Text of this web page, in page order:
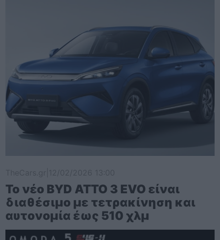
Το νέο BYD ATTO 3 EVO είναι
διαθέσιμο με τετρακίνηση και
αυτονομία έως 510 χλμ